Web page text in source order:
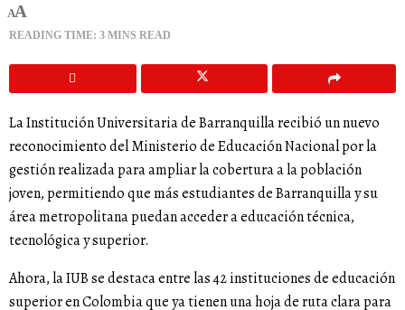
AA
READING TIME: 3 MINS READ
La Institución Universitaria de Barranquilla recibió un nuevo
reconocimiento del Ministerio de Educación Nacional por la
gestión realizada para ampliar la cobertura a la población
joven, permitiendo que más estudiantes de Barranquilla y su
área metropolitana puedan acceder a educación técnica,
tecnológica y superior.
Ahora, la IUB se destaca entre las 42 instituciones de educación
superior en Colombia que ya tienen una hoja de ruta clara para